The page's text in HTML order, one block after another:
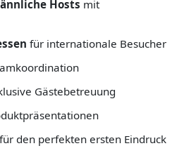
Hosts mit
für internationale Besucher
Gästebetreuung
für den perfekten ersten Eindruck